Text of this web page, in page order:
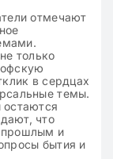
отмечают
только
в сердцах
темы.
что
прошлым и
бытия и